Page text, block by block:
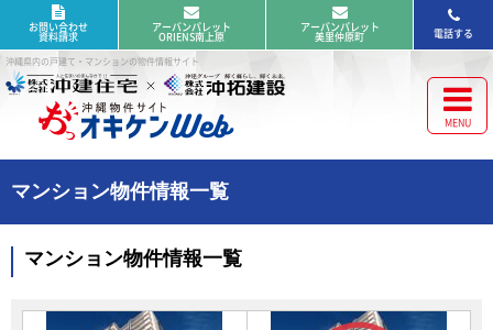
沖縄県内の戸建て・マンションの物件情報サイト
電話する
アーバンパレット
美里仲原町
アーバンパレット
ORIENS南上原
お問い合わせ
資料請求
マンション物件情報一覧
マンション物件情報一覧